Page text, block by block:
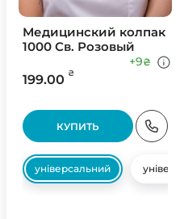
Медицинский колпак
1000 Св. Розовый
199.00 ₴
+9₴
КУПИТЬ
універсальний